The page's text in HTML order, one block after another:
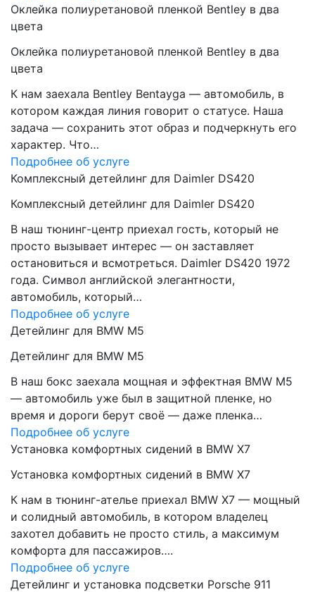
Оклейка полиуретановой пленкой Bentley в два
цвета
Оклейка полиуретановой пленкой Bentley в два
цвета
К нам заехала Bentley Bentayga — автомобиль, в
котором каждая линия говорит о статусе. Наша
задача — сохранить этот образ и подчеркнуть его
характер. Что…
Подробнее об услуге
Комплексный детейлинг для Daimler DS420
Комплексный детейлинг для Daimler DS420
В наш тюнинг-центр приехал гость, который не
просто вызывает интерес — он заставляет
остановиться и всмотреться. Daimler DS420 1972
года. Символ английской элегантности,
автомобиль, который…
Подробнее об услуге
Детейлинг для BMW M5
Детейлинг для BMW M5
В наш бокс заехала мощная и эффектная BMW M5
— автомобиль уже был в защитной пленке, но
время и дороги берут своё — даже пленка…
Подробнее об услуге
Установка комфортных сидений в BMW X7
Установка комфортных сидений в BMW X7
К нам в тюнинг-ателье приехал BMW X7 — мощный
и солидный автомобиль, в котором владелец
захотел добавить не просто стиль, а максимум
комфорта для пассажиров….
Подробнее об услуге
Детейлинг и установка подсветки Porsche 911